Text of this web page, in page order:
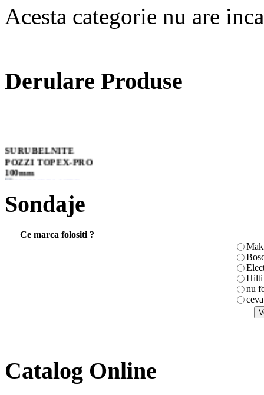
Acesta categorie nu are
Derulare Produse
SURUBELNITE
POZZI TOPEX-PRO
100mm
Grinzi vibrante
Ciocan rotopercutor
Sondaje
Ce marca folositi ?
Hilti
nu
Catalog Online